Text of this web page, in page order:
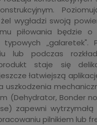
wygładzi swoją
piłowania będzie
typowych „galaretek".
lub podczas
staje się
łatwiejszą
uszkodzenia
(Dehydrator, Bonder
zapewni
pilnikiem lub